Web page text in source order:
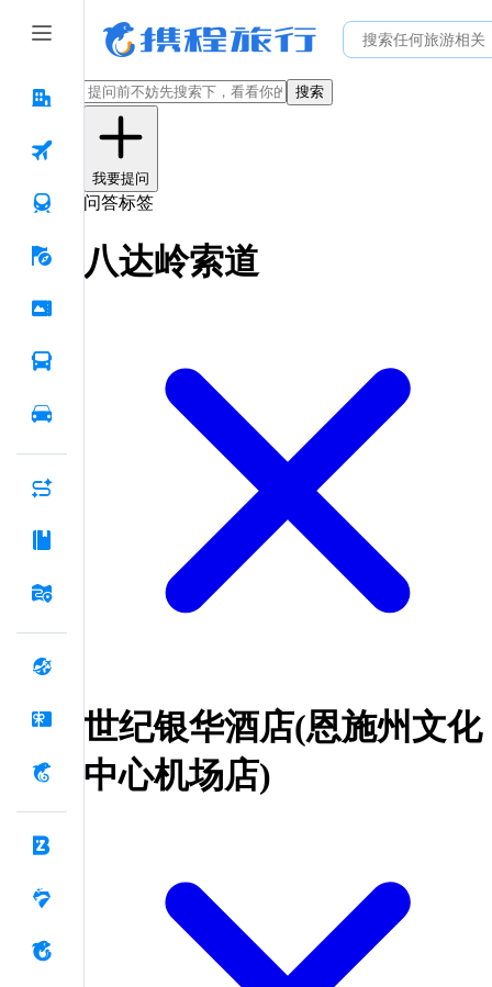
搜索
我要提问
问答标签
八达岭索道
世纪银华酒店(恩施州文化
中心机场店)